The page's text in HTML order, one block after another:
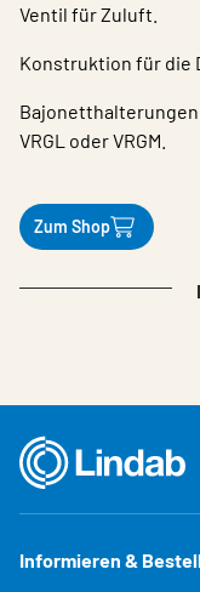
Wähle Sprache
Germany -
Ventil für Zuluft.
Konstruktion für die
Bajonetthalterungen
VRGL oder VRGM.
Zum Shop
Informieren &